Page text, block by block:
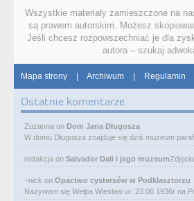
Wszystkie materiały zamieszczone na
są prawem autorskim. Możesz
Jeśli chcesz rozpowszechniać je dla
autora – szukaj
Mapa strony | Archiwum | Regulamin
Ostatnie komentarze
Zuzanna on Dom Jana Długosza
W domu Długosza znajduje się dziś muzeum
redakcja on Salvador Dali i jego muzeum
~nick on Opactwo cystersów w Podklasztorzu
Nazywam się Wełpa Wiesław ur. 23 06 1936r na